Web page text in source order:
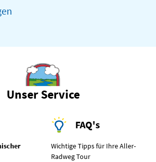
Unser Service
FAQ's
Wichtige Tipps für Ihre Aller-
Radweg Tour